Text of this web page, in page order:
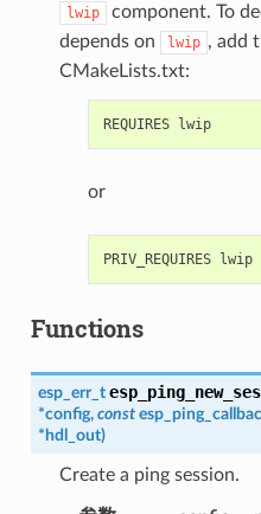
lwip
component. To
depends on
lwip , add
CMakeLists.txt:
REQUIRES lwip
or
PRIV_REQUIRES lwip
Functions
esp_err_t
*config, const
* hdl_out)
Create a ping session.